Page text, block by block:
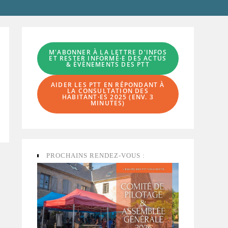
M'ABONNER À LA LETTRE D'INFOS
ET RESTER INFORMÉ·E DES ACTUS
& ÉVÈNEMENTS DES PTT
AIDER LES PTT EN RÉPONDANT À
LA CONSULTATION DES
HABITANT·ES2025 (ENV. 3
MINUTES)
PROCHAINS RENDEZ-VOUS :